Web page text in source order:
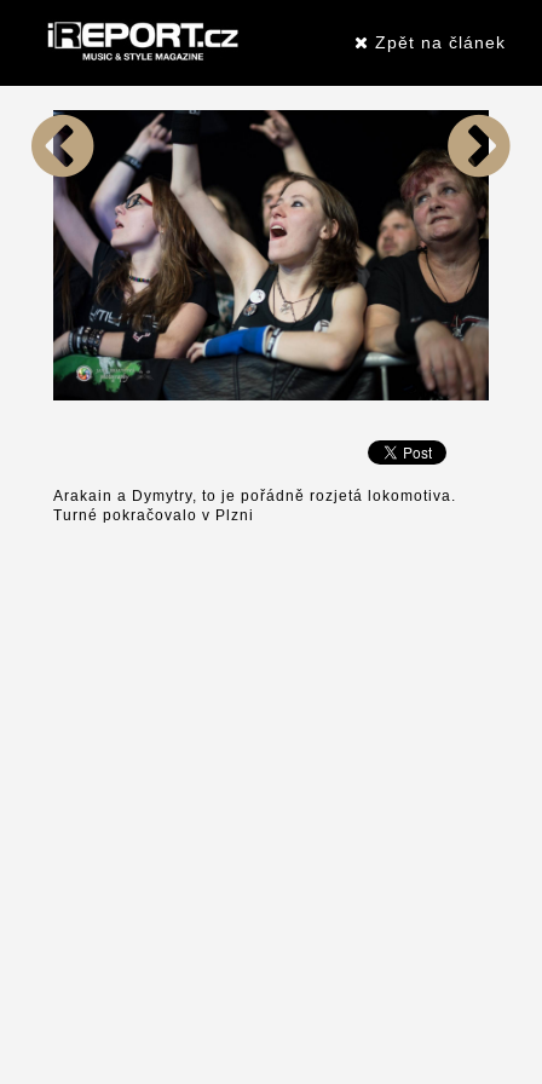
Zpět na článek
Arakain a Dymytry, to je pořádně rozjetá lokomotiva.
Turné pokračovalo v Plzni